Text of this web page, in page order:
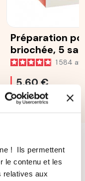
! Ils permettent
le contenu et les
relatives aux
AU PANIER
Préparation
briochée, 5
25 g
1 584
5,60 €